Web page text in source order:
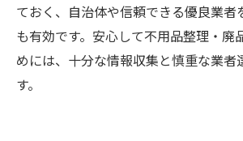
ておく、自治体や信頼できる優良業者
も有効です。安心して不用品整理・廃
めには、十分な情報収集と慎重な業者
す。